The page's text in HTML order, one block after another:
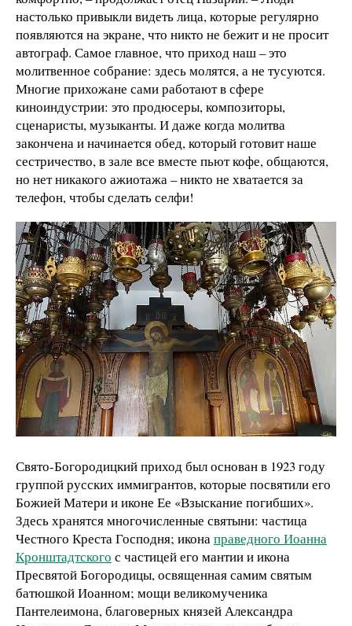
настолько привыкли видеть лица, которые регулярно
появляются на экране, что никто не бежит и не просит
автограф. Самое главное, что приход наш – это
молитвенное собрание: здесь молятся, а не тусуются.
Многие прихожане сами работают в сфере
киноиндустрии: это продюсеры, композиторы,
сценаристы, музыканты. И даже когда молитва
закончена и начинается обед, который готовит наше
сестричество, в зале все вместе пьют кофе, общаются,
но нет никакого ажиотажа – никто не хватается за
телефон, чтобы сделать селфи!
Свято-Богородицкий приход был основан в 1923 году
группой русских иммигрантов, которые посвятили его
Божией Матери и иконе Ее «Взыскание погибших».
Здесь хранятся многочисленные святыни: частица
Честного Креста Господня; иконаправедного Иоанна
Кронштадтского с частицей его мантии и икона
Пресвятой Богородицы, освященная самим святым
батюшкой Иоанном; мощи великомученика
Пантелеимона, благоверных князей Александра